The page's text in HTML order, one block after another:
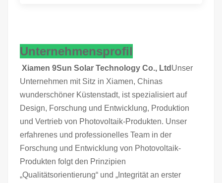
Unternehmensprofil
Xiamen 9Sun Solar Technology Co., Ltd Unser
Unternehmen mit Sitz in Xiamen, Chinas
wunderschöner Küstenstadt, ist spezialisiert auf
Design, Forschung und Entwicklung, Produktion
und Vertrieb von Photovoltaik-Produkten. Unser
erfahrenes und professionelles Team in der
Forschung und Entwicklung von Photovoltaik-
Produkten folgt den Prinzipien
„Qualitätsorientierung“ und „Integrität an erster